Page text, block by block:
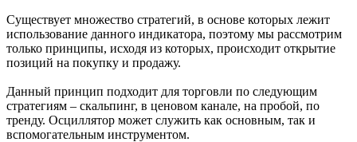
Существует множество стратегий, в основе которых лежит
использование данного индикатора, поэтому мы рассмотрим
только принципы, исходя из которых, происходит открытие
позиций на покупку и продажу.
Данный принцип подходит для торговли по следующим
стратегиям – скальпинг, в ценовом канале, на пробой, по
тренду. Осциллятор может служить как основным, так и
вспомогательным инструментом.